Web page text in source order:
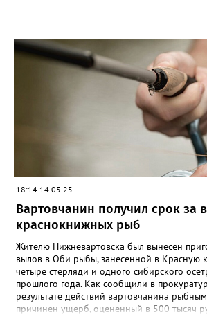
18:14 14.05.25
Вартовчанин получил срок за
краснокнижных рыб
Жителю Нижневартовска был вынесен
вылов в Оби рыбы, занесенной в Красную
четыре стерляди и одного сибирского
прошлого года. Как сообщили в
результате действий вартовчанина
причинен ущерб, оцененный в 500 тысяч